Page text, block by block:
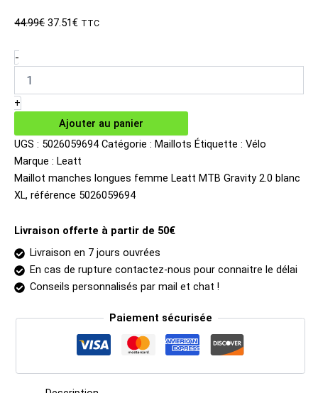
44.99€ Le
37.51€LeTTC
-
de
Maillot
manches
longues
Leatt
MTB
Gravity
2.0
blanc
+
Ajouter au panier
UGS : 5026059694 Catégorie : Maillots Étiquette : Vélo
Marque : Leatt
Maillot manches longues femme Leatt MTB Gravity 2.0 blanc
XL, référence 5026059694
Livraison offerte à partir de 50€
Livraison en 7 jours ouvrées
En cas de rupture contactez-nous pour connaitre le délai
Conseils personnalisés par mail et chat !
Paiement sécurisée